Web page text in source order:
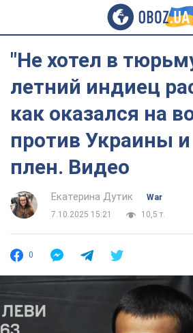
"Не хотел в
летний индиец
как оказался на
против Украины
плен. Видео
Екатерина Дутик
War
7.10.2025 15:21
10,5 т.
0